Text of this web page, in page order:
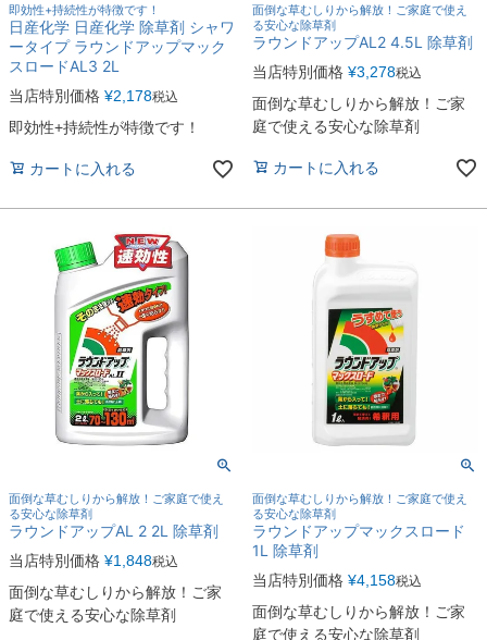
即効性+持続性が特徴です！
日産化学 日産化学 除草剤 シャワ
ータイプ ラウンドアップマック
スロードAL3 2L
当店特別価格 ¥2,178税込
即効性+持続性が特徴です！
カートに入れる
面倒な草むしりから解放！ご家庭で使え
る安心な除草剤
ラウンドアップAL2 4.5L 除草剤
当店特別価格 ¥3,278税込
面倒な草むしりから解放！ご家
庭で使える安心な除草剤
カートに入れる
面倒な草むしりから解放！ご家庭で使え
る安心な除草剤
ラウンドアップAL 2 2L 除草剤
当店特別価格 ¥1,848税込
面倒な草むしりから解放！ご家
庭で使える安心な除草剤
面倒な草むしりから解放！ご家庭で使え
る安心な除草剤
ラウンドアップマックスロード
1L 除草剤
当店特別価格 ¥4,158税込
面倒な草むしりから解放！ご家
庭で使える安心な除草剤